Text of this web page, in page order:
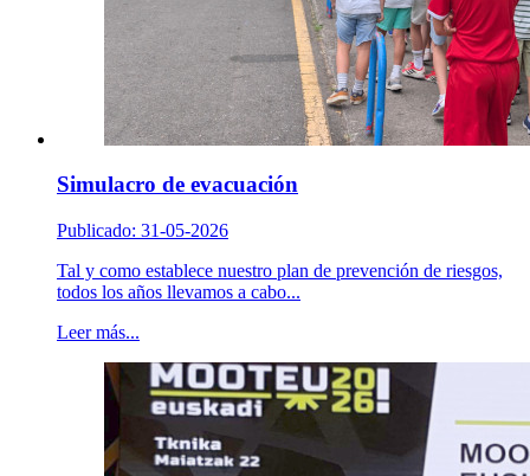
Simulacro de evacuación
Publicado: 31-05-2026
Tal y como establece nuestro plan de prevención de riesgos,
todos los años llevamos a cabo...
Leer más...